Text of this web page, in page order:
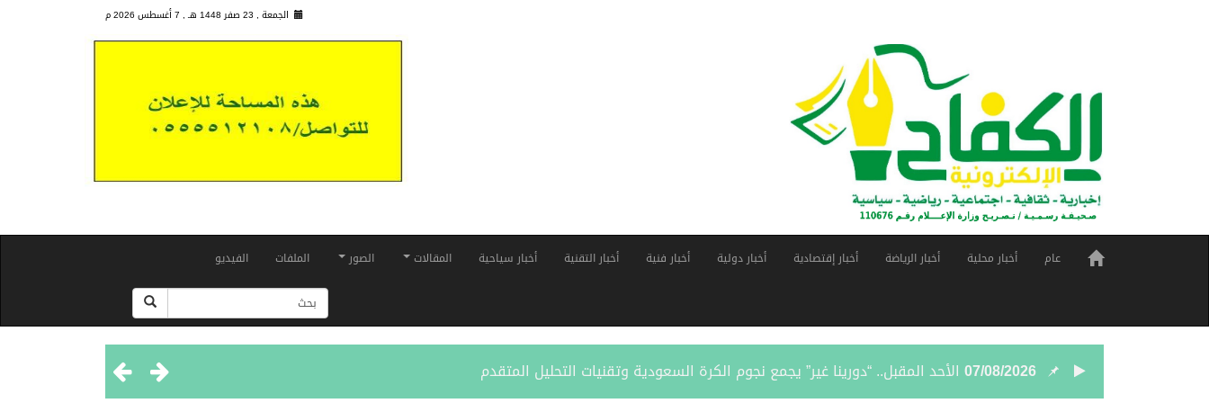
الجمعة , 23 صفر 1448 هـ , 7 أغسطس 2026 م
عام أخبار محلية أخبار الرياضة أخبار إقتصادية أخبار دولية أخبار فنية أخبار التقنية أخبار سياحية المقالات الصور الملفات الفيديو
07/08/2026 الأحد المقبل.. “دورينا غير” يجمع نجوم الكرة السعودية وتقنيات التحليل المتقدم